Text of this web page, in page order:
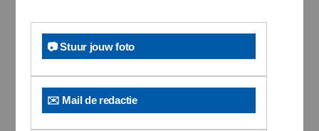
📷 Stuur jouw foto
✉️ Mail de redactie